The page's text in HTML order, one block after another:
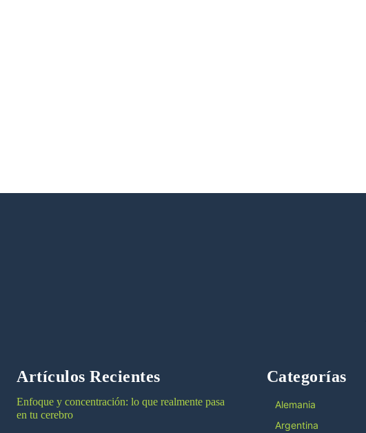
Artículos Recientes
Enfoque y concentración: lo que realmente pasa
en tu cerebro
Categorías
Alemania
Argentina